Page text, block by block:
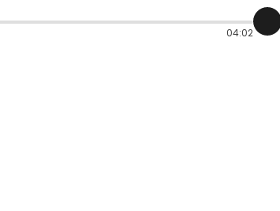
04:02